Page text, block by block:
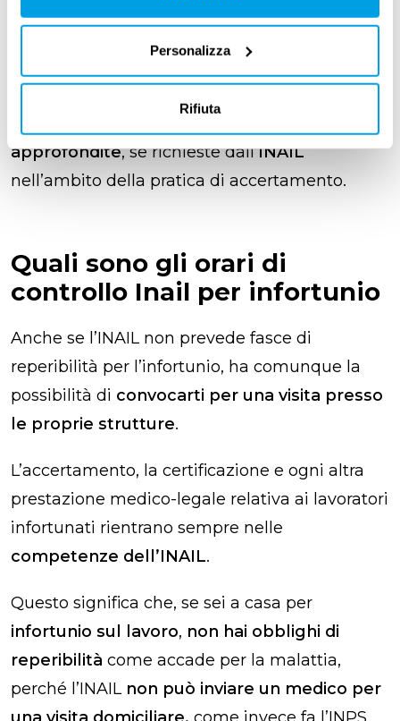
Personalizza
Rifiuta
approfondite, se richieste dall’INAIL
nell’ambito della pratica di accertamento.
Quali sono gli orari di
controllo Inail per infortunio
Anche se l’INAIL non prevede fasce di
reperibilità per l’infortunio, ha comunque la
possibilità di convocarti per una visita presso
le proprie strutture.
L’accertamento, la certificazione e ogni altra
prestazione medico-legale relativa ai lavoratori
infortunati rientrano sempre nelle
competenze dell’INAIL.
Questo significa che, se sei a casa per
infortunio sul lavoro, non hai obblighi di
reperibilità come accade per la malattia,
perché l’INAIL non può inviare un medico per
una visita domiciliare, come invece fa l’INPS.